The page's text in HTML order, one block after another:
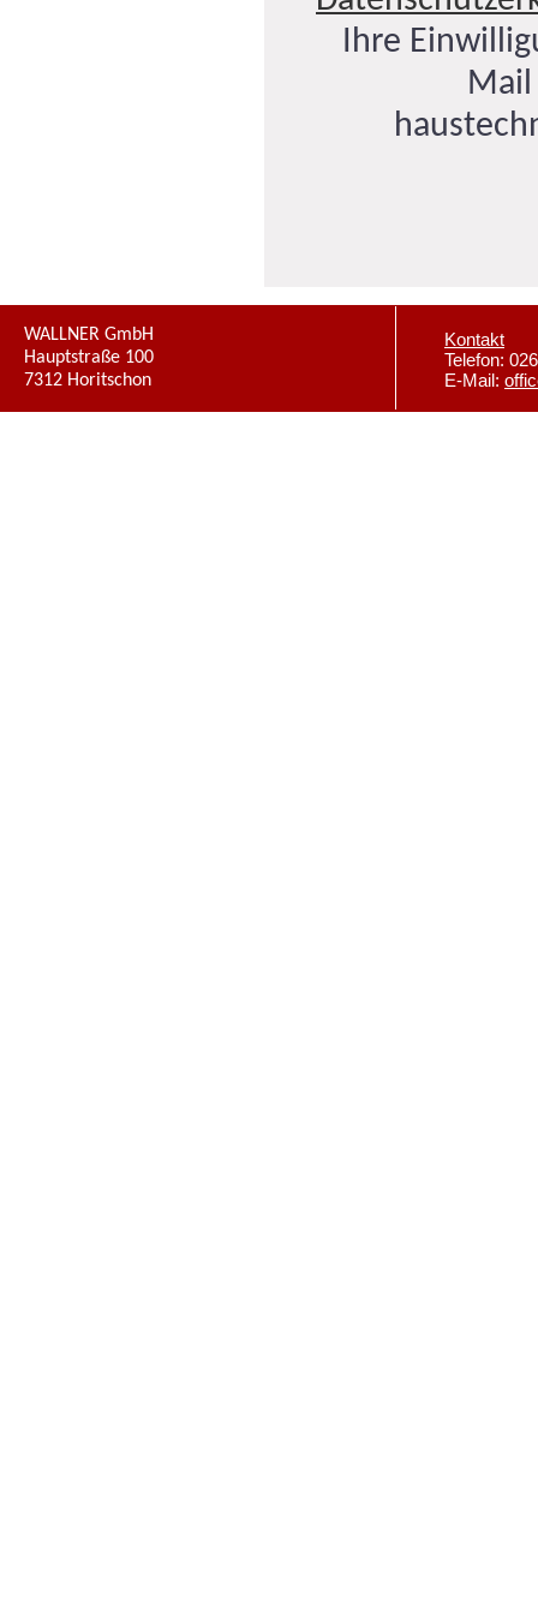
Ihre
Mail
WALLNER GmbH
Hauptstraße 100
7312 Horitschon
Kontakt
Telefon:
E-Mail: